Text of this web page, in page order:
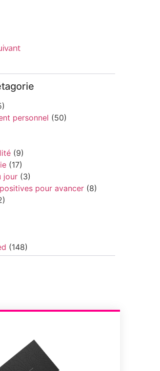
personnel (50)
(9)
(17)
jour (3)
pour avancer (8)
(148)